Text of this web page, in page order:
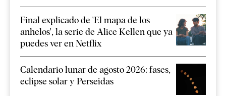
Final explicado de 'El mapa de los
anhelos', la serie de Alice Kellen que ya
puedes ver en Netflix
Calendario lunar de agosto 2026: fases,
eclipse solar y Perseidas